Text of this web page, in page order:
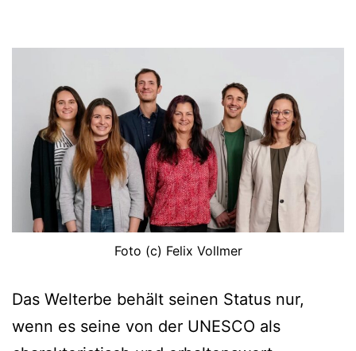
Foto (c) Felix Vollmer
Das Welterbe behält seinen Status nur,
wenn es seine von der UNESCO als